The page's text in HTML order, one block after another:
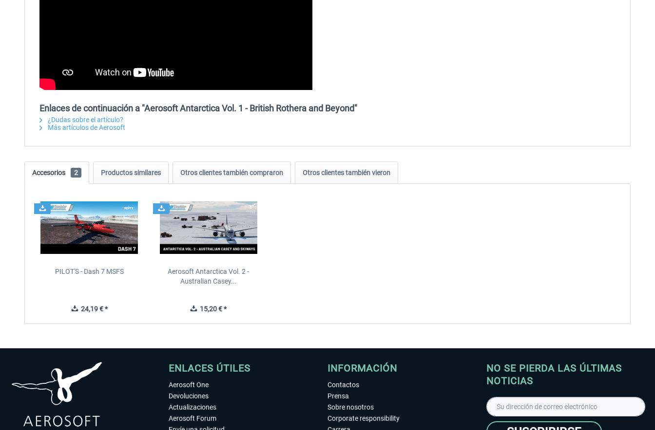
Enlaces de continuación a "Aerosoft Antarctica Vol. 1 - British Rothera and Beyond"
¿Dudas sobre el artículo?
Más artículos de Aerosoft
Accesorios 2 Productos similares Otros clientes también compraron Otros clientes también vieron
PILOT'S - Dash 7 MSFS
24,19 € *
Aerosoft Antarctica Vol. 2 -
Australian Casey...
15,20 € *
ENLACES ÚTILES
Aerosoft One
Devoluciones
Actualizaciones
Aerosoft Forum
INFORMACIÓN
Contactos
Prensa
Sobre nosotros
Corporate responsibility
NO SE PIERDA LAS ÚLTIMAS
NOTICIAS